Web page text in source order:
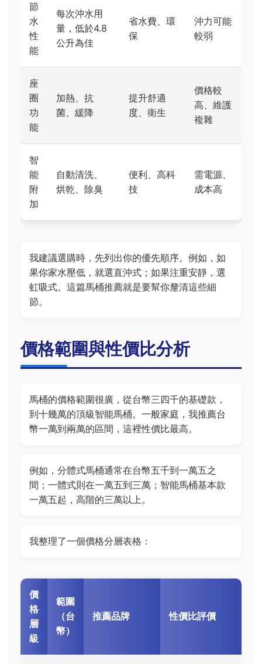
節
水
性
能
每次沖水用
量，低於4.8
公升為佳
省水費、環
保
沖力可能
較弱
座
圈
功
能
加熱、抗
菌、緩降
提升舒適
度、衛生
價格較
高、維護
複雜
智
能
附
加
自動清洗、
烘乾、除臭
便利、高科
技
需電源、
成本高
我建議選購時，先列出你的優先順序。例如，如
果你家水壓低，就選直沖式；如果注重安靜，選
虹吸式。這篇馬桶推薦就是要幫你釐清這些細
節。
價格範圍與性價比分析
馬桶的價格範圍很廣，從台幣三四千的基礎款，
到十幾萬的頂級智能馬桶。一般家庭，我推薦台
幣一萬到兩萬的區間，這裡性價比最高。
例如，分體式馬桶通常在台幣五千到一萬五之
間；一體式則在一萬五到三萬；智能馬桶基本款
一萬五起，高階的三萬以上。
我整理了一個價格分層表格：
價
格
層
級
範圍
（台
幣）
推薦品牌 性價比評價